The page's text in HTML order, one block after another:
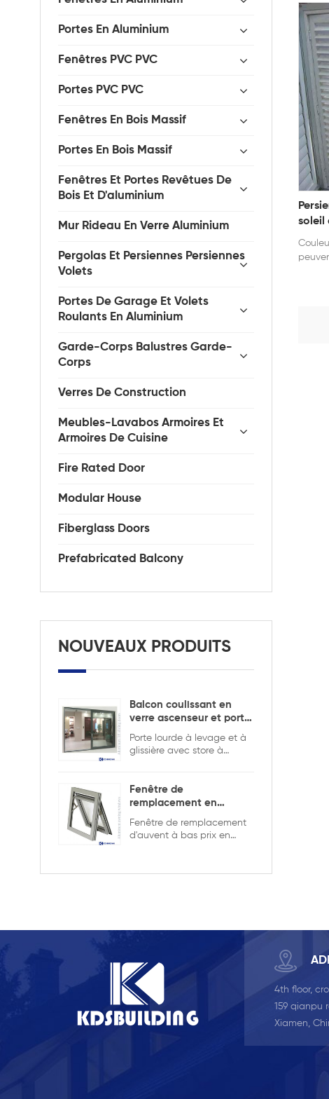
soleil
Portes En Aluminium
Fenêtres PVC PVC
Portes PVC PVC
Fenêtres En Bois Massif
Portes En Bois Massif
Fenêtres Et Portes Revêtues De
Bois Et D'aluminium
Mur Rideau En Verre Aluminium
Pergolas Et Persiennes Persiennes
Volets
Portes De Garage Et Volets
Roulants En Aluminium
Garde-Corps Balustres Garde-
Corps
Verres De Construction
Meubles-Lavabos Armoires Et
Armoires De Cuisine
Fire Rated Door
Modular House
Fiberglass Doors
Prefabricated Balcony
NOUVEAUX PRODUITS
Balcon coulissant en
verre ascenseur et porte
coulissante
Porte lourde à levage et à
glissière avec store à
Fenêtre de
remplacement en
aluminium double
vitrage
Fenêtre de remplacement
d'auvent à bas prix en
avec la grille dans la
4th floor,
159 qianpu
Xiamen,